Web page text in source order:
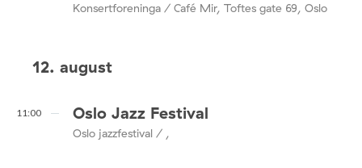
Konsertforeninga / Café Mir, Toftes gate 69, Oslo
12. august
11:00 Oslo Jazz Festival
Oslo jazzfestival / ,